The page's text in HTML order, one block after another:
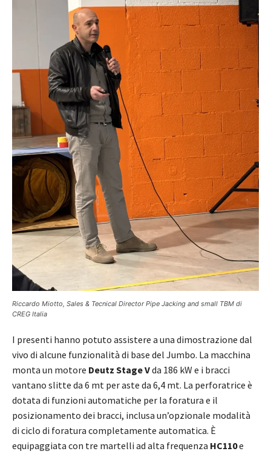
Riccardo Miotto, Sales & Tecnical Director Pipe Jacking and small TBM di
CREG Italia
I presenti hanno potuto assistere a una dimostrazione dal
vivo di alcune funzionalità di base del Jumbo. La macchina
monta un motore Deutz Stage Vda 186 kW e i bracci
vantano slitte da 6 mt per aste da 6,4 mt. La perforatrice è
dotata di funzioni automatiche per la foratura e il
posizionamento dei bracci, inclusa un’opzionale modalità
di ciclo di foratura completamente automatica. È
equipaggiata con tre martelli ad alta frequenza HC110e